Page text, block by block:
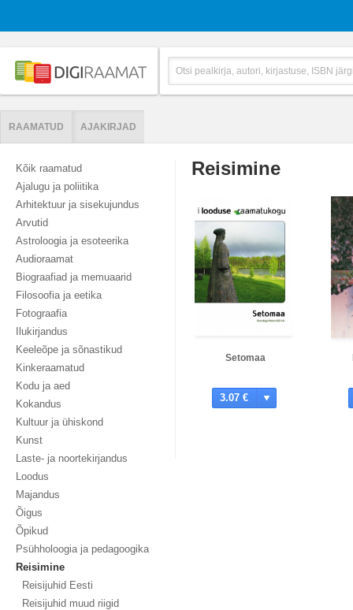
RAAMATUD AJAKIRJAD
Kõik raamatud
Ajalugu ja poliitika
Arhitektuur ja sisekujundus
Arvutid
Astroloogia ja esoteerika
Audioraamat
Biograafiad ja memuaarid
Filosoofia ja eetika
Fotograafia
Ilukirjandus
Keeleõpe ja sõnastikud
Kinkeraamatud
Kodu ja aed
Kokandus
Kultuur ja ühiskond
Kunst
Laste- ja noortekirjandus
Loodus
Majandus
Õigus
Õpikud
Psühholoogia ja pedagoogika
Reisimine
Reisijuhid Eesti
Reisijuhid muud riigid
Reisimine
Setomaa
3.07 €